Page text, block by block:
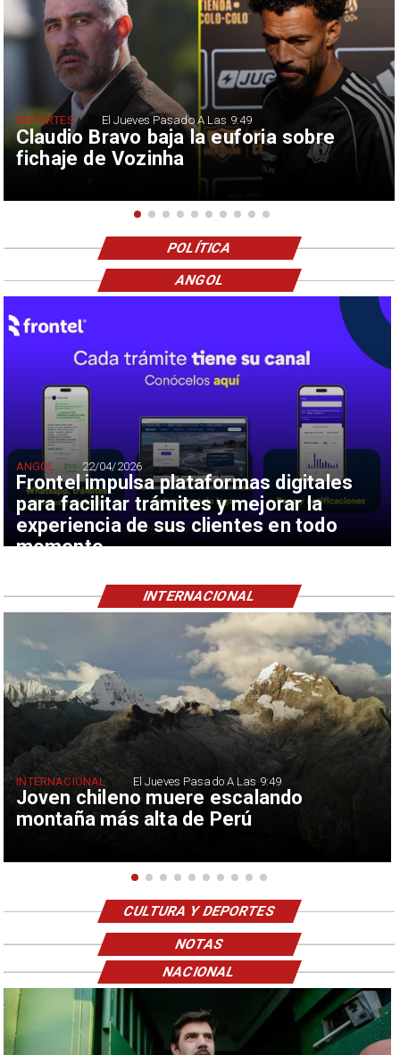
Claudio Bravo baja la euforia sobre
fichaje de Vozinha
DEPORTES El Jueves Pasado A Las 9:49
POLÍTICA
Frontel impulsa plataformas digitales
para facilitar trámites y mejorar la
experiencia de sus clientes en todo
momento
ANGOL 22/04/2026
ANGOL
Joven chileno muere escalando
montaña más alta de Perú
INTERNACIONAL El Jueves Pasado A Las 9:49
INTERNACIONAL
CULTURA Y DEPORTES
NOTAS
NACIONAL